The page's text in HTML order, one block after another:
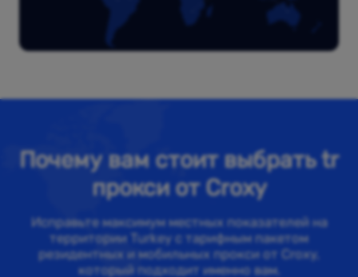
Почему вам стоит выбрать tr
прокси от Croxy
Исправьте максимум местных показателей на
территории Turkey с тарифным пакетом
резидентных и мобильных прокси от Croxy,
который подходит именно вам.